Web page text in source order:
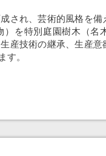
され、芸術的風格を備
を特別庭園樹木（名
産技術の継承、生産
す。